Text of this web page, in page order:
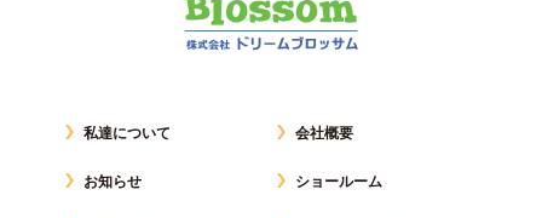
私達について
お知らせ
会社概要
ショールーム